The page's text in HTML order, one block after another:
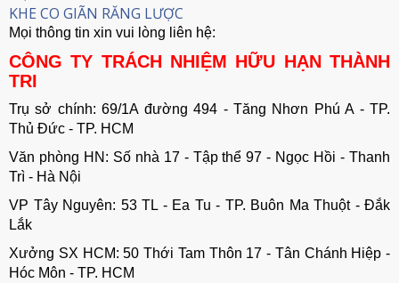
KHE CO GIÃN RĂNG LƯỢC
Mọi thông tin xin vui lòng liên hệ:
CÔNG TY TRÁCH NHIỆM HỮU HẠN THÀNH
TRI
Trụ sở chính: 69/1A đường 494 - Tăng Nhơn Phú A - TP.
Thủ Đức - TP. HCM
Văn phòng HN: Số nhà 17 - Tập thể 97 - Ngọc Hồi - Thanh
Trì - Hà Nội
VP Tây Nguyên: 53 TL - Ea Tu - TP. Buôn Ma Thuột - Đắk
Lắk
Xưởng SX HCM: 50 Thới Tam Thôn 17 - Tân Chánh Hiệp -
Hóc Môn - TP. HCM